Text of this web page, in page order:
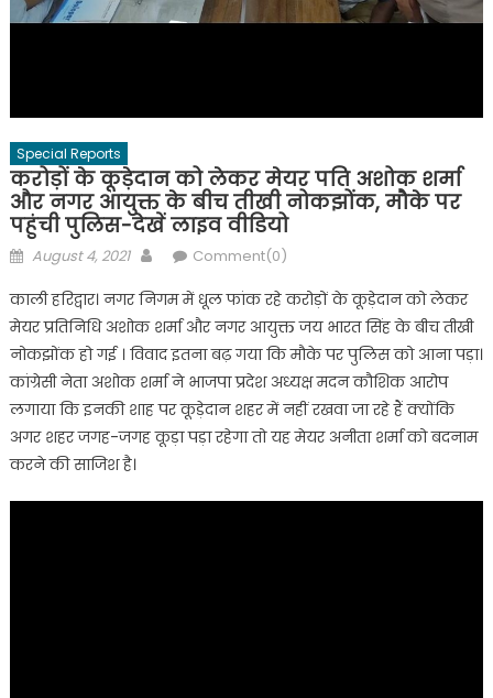
Special Reports
करोड़ों के कूड़ेदान को लेकर मेयर पति अशोक शर्मा
और नगर आयुक्त के बीच तीखी नोकझोंक, मौके पर
पहुंची पुलिस-देखें लाइव वीडियो
Posted
August 4, 2021 AuthorComment(0)
काली हरिद्वार। नगर निगम में धूल फांक रहे करोड़ों के कूड़ेदान को लेकर
मेयर प्रतिनिधि अशोक शर्मा और नगर आयुक्त जय भारत सिंह के बीच तीखी
नोकझोंक हो गई । विवाद इतना बढ़ गया कि मौके पर पुलिस को आना पड़ा।
कांग्रेसी नेता अशोक शर्मा ने भाजपा प्रदेश अध्यक्ष मदन कौशिक आरोप
लगाया कि इनकी शाह पर कूड़ेदान शहर में नहीं रखवा जा रहे हैं क्योंकि
अगर शहर जगह-जगह कूड़ा पड़ा रहेगा तो यह मेयर अनीता शर्मा को बदनाम
करने की साजिश है।